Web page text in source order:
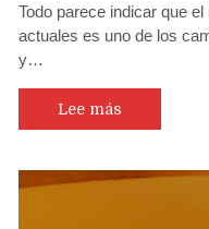
Todo parece indicar que
actuales es uno de los
y…
Lee más